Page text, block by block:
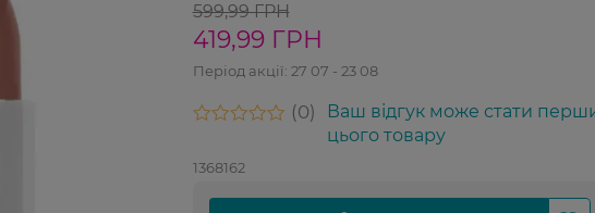
599,99 ГРН
419,99 ГРН
Період акції: 27 07 - 23 08
0
Ваш відгук може стати
цього товару
1368162